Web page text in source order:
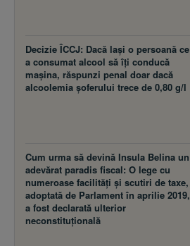
Decizie ÎCCJ: Dacă laşi o persoană ce
a consumat alcool să îţi conducă
maşina, răspunzi penal doar dacă
alcoolemia şoferului trece de 0,80 g/l
Cum urma să devină Insula Belina un
adevărat paradis fiscal: O lege cu
numeroase facilităţi şi scutiri de taxe,
adoptată de Parlament în aprilie 2019,
a fost declarată ulterior
neconstituţională